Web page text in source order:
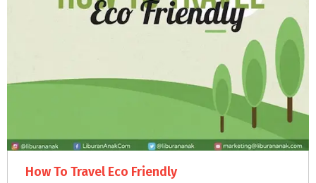
How To Travel Eco Friendly